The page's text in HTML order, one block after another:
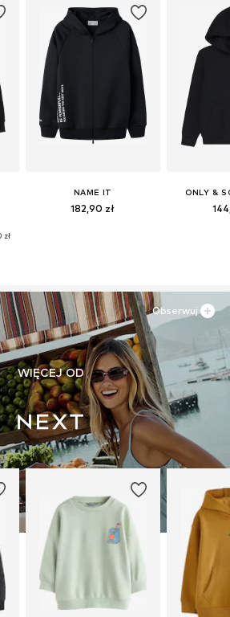
zł
NAME IT
182,90 zł
ONLY &
WIĘCEJ OD
Obserwuj